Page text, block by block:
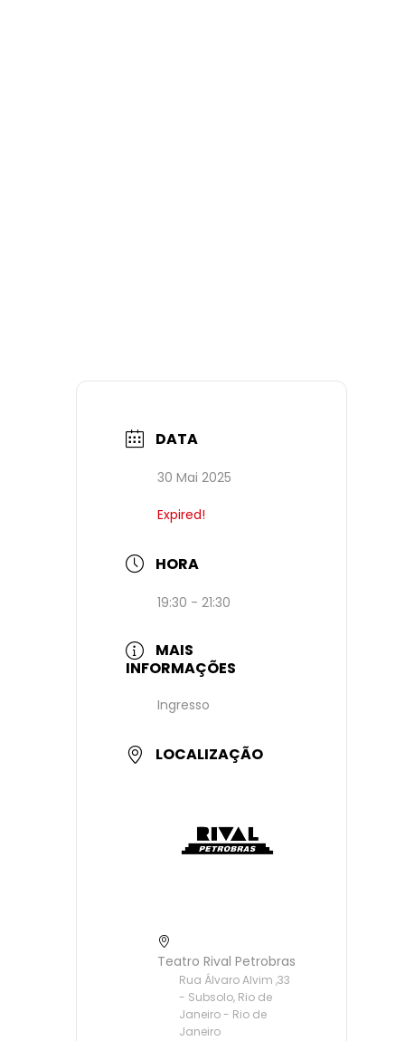
DATA
30 Mai 2025
Expired!
HORA
19:30 - 21:30
MAIS
INFORMAÇÕES
Ingresso
LOCALIZAÇÃO
Teatro Rival Petrobras
Rua Álvaro Alvim ,33
- Subsolo, Rio de
Janeiro - Rio de
Janeiro